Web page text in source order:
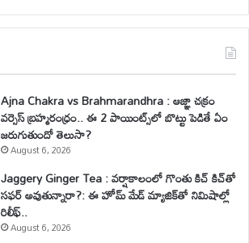
Ajna Chakra vs Brahmarandhra : ఆజ్ఞా చక్రం
వర్సెస్ బ్రహ్మరంధ్రం.. ఈ 2 పాయింట్స్‌లో బొట్టు పెడితే ఏం
జరుగుతుందో తెలుసా?
August 6, 2026
Jaggery Ginger Tea : వర్షాకాలంలో గొంతు కిచ్ కిచ్‌తో
సఫర్ అవుతున్నారా?: ఈ హోమ్ మేడ్ మ్యాజిక్‌తో నిమిషాల్లో
రిలీఫ్..
August 6, 2026